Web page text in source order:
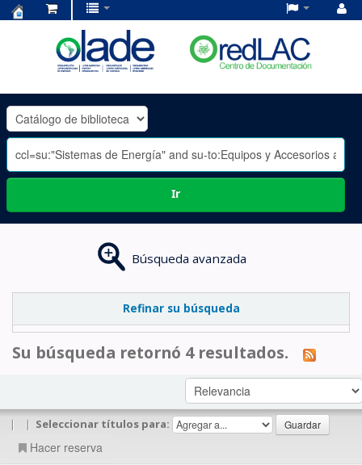
OLADE
-
Ir
Búsqueda avanzada
Refinar su búsqueda
Su búsqueda retornó 4 resultados.
| | Seleccionar títulos para:
Hacer reserva